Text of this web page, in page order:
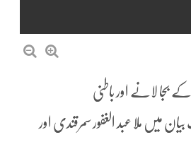
بجا لانے اور باطنی
ملا عبد الغفور سمرقندی اور